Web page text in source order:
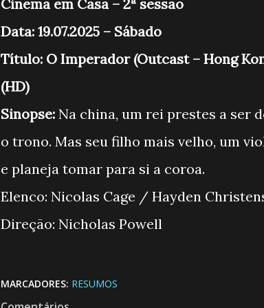
Cinema em Casa – 2ª sessão
Data: 19.07.2025 – Sábado
Título: O Imperador (Outcast – Hong
(HD)
Sinopse: Na china, um rei prestes a ser
o trono. Mas seu filho mais velho, um
e planeja tomar para si a coroa.
Elenco: Nicolas Cage / Hayden
Direção: Nicholas Powell
MARCADORES: RESUMOS